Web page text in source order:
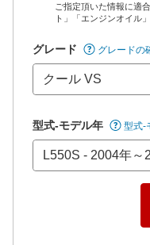
*当該価格は車種別の価格となり
ご指定頂いた情報に適
ト」「エンジンオイル
グレード グレードの
型式-モデル年 型式-